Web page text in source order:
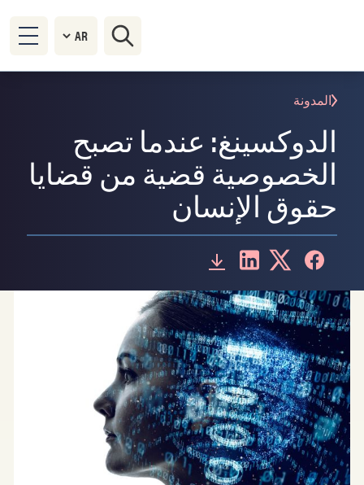
المدونة
الدوكسينغ: عندما تصبح
الخصوصية قضية من قضايا
حقوق الإنسان